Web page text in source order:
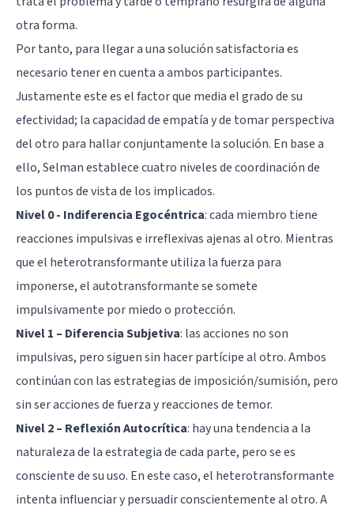
otra forma.
Por tanto, para llegar a una solución satisfactoria es
necesario tener en cuenta a ambos participantes.
Justamente este es el factor que media el grado de su
efectividad; la capacidad de empatía y de tomar perspectiva
del otro para hallar conjuntamente la solución. En base a
ello, Selman establece cuatro niveles de coordinación de
los puntos de vista de los implicados.
Nivel 0 - Indiferencia Egocéntrica: cada miembro tiene
reacciones impulsivas e irreflexivas ajenas al otro. Mientras
que el heterotransformante utiliza la fuerza para
imponerse, el autotransformante se somete
impulsivamente por miedo o protección.
Nivel 1 – Diferencia Subjetiva: las acciones no son
impulsivas, pero siguen sin hacer partícipe al otro. Ambos
continúan con las estrategias de imposición/sumisión, pero
sin ser acciones de fuerza y reacciones de temor.
Nivel 2 – Reflexión Autocrítica: hay una tendencia a la
naturaleza de la estrategia de cada parte, pero se es
consciente de su uso. En este caso, el heterotransformante
intenta influenciar y persuadir conscientemente al otro. A